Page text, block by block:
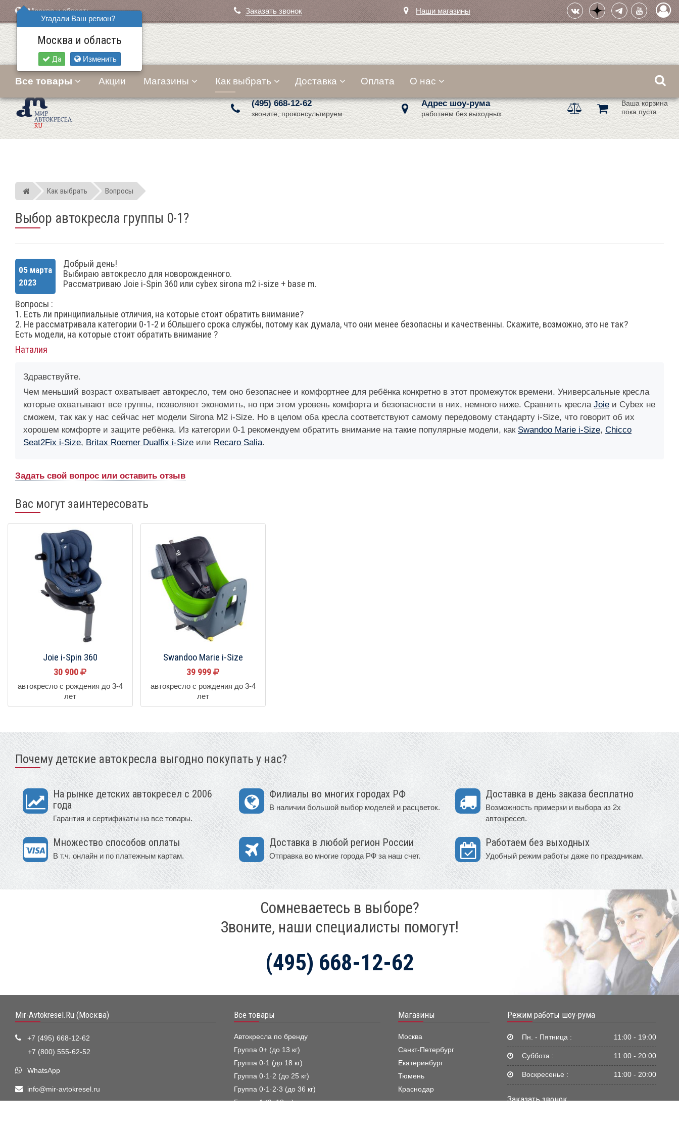
Москва и область
Угадали Ваш регион?
Москва и область
Да Изменить
Заказать звонок Наши магазины
(495) 668-12-62
звоните, проконсультируем
Адрес шоу-рума
работаем без выходных
Ваша корзина
пока пуста
Все товары Акции Магазины Как выбрать Доставка Оплата О нас
Мир детских автокресел
Как выбрать Вопросы
Выбор автокресла группы 0-1?
05 марта
2023
Добрый день!
Выбираю автокресло для новорожденного.
Рассматриваю Joie i-Spin 360 или cybex sirona m2 i-size + base m.
Вопросы :
1. Есть ли принципиальные отличия, на которые стоит обратить внимание?
2. Не рассматривала категории 0-1-2 и бОльшего срока службы, потому как думала, что они менее безопасны и качественны. Скажите, возможно, это не так?
Есть модели, на которые стоит обратить внимание ?
Наталия
Здравствуйте.
Чем меньший возраст охватывает автокресло, тем оно безопаснее и комфортнее для ребёнка конкретно в этот промежуток времени. Универсальные кресла
которые охватывают все группы, позволяют экономить, но при этом уровень комфорта и безопасности в них, немного ниже. Сравнить кресла Joie и Cybex не
сможем, так как у нас сейчас нет модели Sirona M2 i-Size. Но в целом оба кресла соответствуют самому передовому стандарту i-Size, что говорит об их
хорошем комфорте и защите ребёнка. Из категории 0-1 рекомендуем обратить внимание на такие популярные модели, как Swandoo Marie i-Size, Chicco
Seat2Fix i-Size, Britax Roemer Dualfix i-Size или Recaro Salia.
Задать свой вопрос или оставить отзыв
Вас могут заинтересовать
Joie i-Spin 360
30 900
автокресло с рождения до 3-4
лет
Swandoo Marie i-Size
39 999
автокресло с рождения до 3-4
лет
Почему детские автокресла выгодно покупать у нас?
На рынке детских автокресел с 2006
года
Гарантия и сертификаты на все товары.
Филиалы во многих городах РФ
В наличии большой выбор моделей и расцветок.
Доставка в день заказа бесплатно
Возможность примерки и выбора из 2х
автокресел.
Множество способов оплаты
В т.ч. онлайн и по платежным картам.
Доставка в любой регион России
Отправка во многие города РФ за наш счет.
Работаем без выходных
Удобный режим работы даже по праздникам.
Сомневаетесь в выборе?
Звоните, наши специалисты помогут!
(495) 668-12-62
Mir-Avtokresel.Ru (Москва)
+7 (495) 668-12-62
+7 (800) 555-62-52
WhatsApp
info@mir-avtokresel.ru
Все товары
Автокресла по бренду
Группа 0+ (до 13 кг)
Группа 0·1 (до 18 кг)
Группа 0·1·2 (до 25 кг)
Группа 0·1·2·3 (до 36 кг)
Группа 1 (9–18 кг)
Магазины
Москва
Санкт-Петербург
Екатеринбург
Тюмень
Краснодар
Режим работы шоу-рума
Пн. - Пятница : 11:00 - 19:00
Суббота : 11:00 - 20:00
Воскресенье : 11:00 - 20:00
Заказать звонок